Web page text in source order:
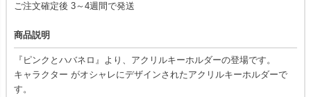
ご注文確定後 3～4週間で発送
商品説明
『ピンクとハバネロ』より、アクリルキーホルダーの登場です。
キャラクター がオシャレにデザインされたアクリルキーホルダーで
す。